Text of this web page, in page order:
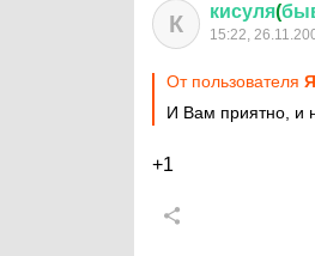
К кисуля(
15:22,
От пользователя
И Вам приятно, и
+1